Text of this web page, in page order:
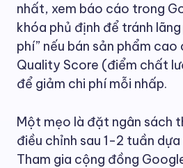
nhất, xem báo cáo trong
khóa phủ định để tránh
phí” nếu bán sản phẩm
Quality Score (điểm chất
để giảm chi phí mỗi nhấp.
Một mẹo là đặt ngân sách
điều chỉnh sau 1-2 tuần
Tham gia cộng đồng